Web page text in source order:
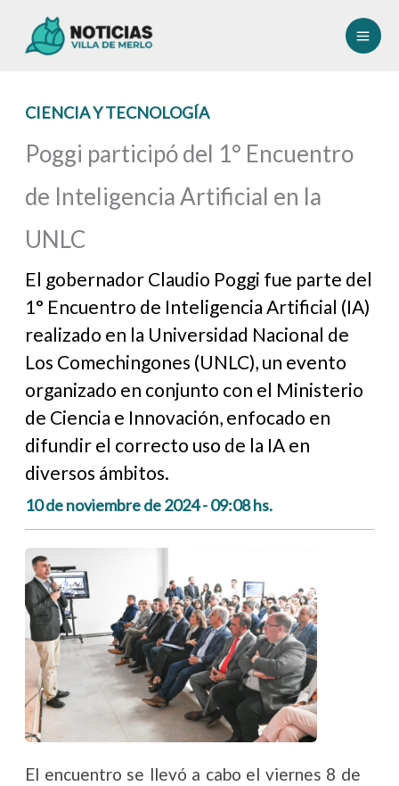
CIENCIA Y TECNOLOGÍA
Poggi participó del 1° Encuentro
de Inteligencia Artificial en la
UNLC
El gobernador Claudio Poggi fue parte del
1° Encuentro de Inteligencia Artificial (IA)
realizado en la Universidad Nacional de
Los Comechingones (UNLC), un evento
organizado en conjunto con el Ministerio
de Ciencia e Innovación, enfocado en
difundir el correcto uso de la IA en
diversos ámbitos.
10 de noviembre de 2024 - 09:08 hs.
El encuentro se llevó a cabo el viernes 8 de